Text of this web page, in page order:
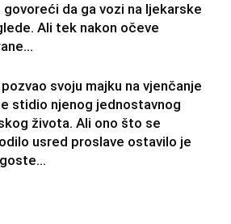
govoreći da ga vozi na ljekarske
Ali tek nakon očeve
svoju majku na vjenčanje
stidio njenog jednostavnog
života. Ali ono što se
usred proslave ostavilo je